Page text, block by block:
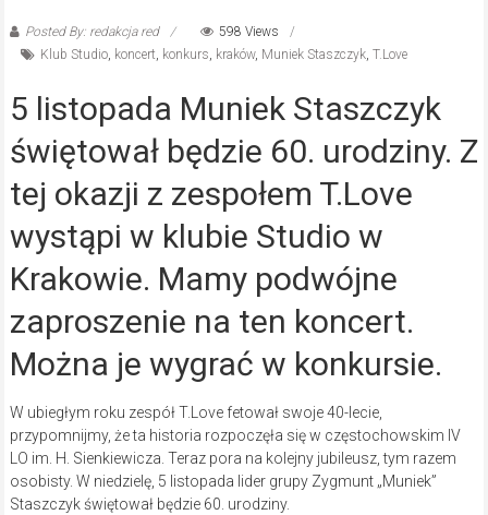
Posted By: redakcja red
598 Views
Klub Studio, koncert, konkurs, kraków, Muniek Staszczyk, T.Love
5 listopada Muniek Staszczyk
świętował będzie 60. urodziny. Z
tej okazji z zespołem T.Love
wystąpi w klubie Studio w
Krakowie. Mamy podwójne
zaproszenie na ten koncert.
Można je wygrać w konkursie.
W ubiegłym roku zespół T.Love fetował swoje 40-lecie,
przypomnijmy, że ta historia rozpoczęła się w częstochowskim IV
LO im. H. Sienkiewicza. Teraz pora na kolejny jubileusz, tym razem
osobisty. W niedzielę, 5 listopada lider grupy Zygmunt „Muniek”
Staszczyk świętował będzie 60. urodziny.